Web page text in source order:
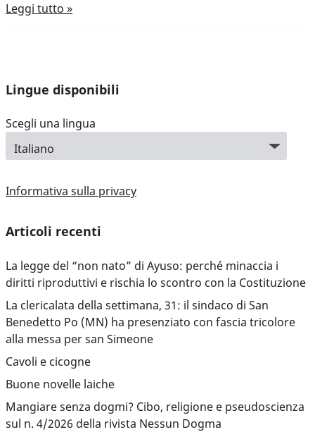
Leggi tutto »
Lingue disponibili
Scegli una lingua
Informativa sulla privacy
Articoli recenti
La legge del “non nato” di Ayuso: perché minaccia i
diritti riproduttivi e rischia lo scontro con la Costituzione
La clericalata della settimana, 31: il sindaco di San
Benedetto Po (MN) ha presenziato con fascia tricolore
alla messa per san Simeone
Cavoli e cicogne
Buone novelle laiche
Mangiare senza dogmi? Cibo, religione e pseudoscienza
sul n. 4/2026 della rivista Nessun Dogma